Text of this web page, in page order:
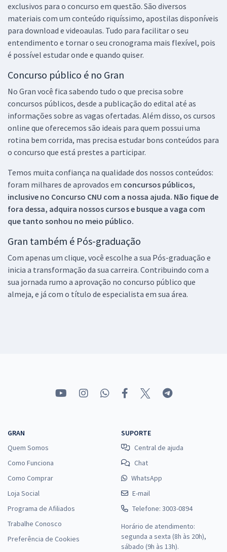
exclusivos para o concurso em questão. São diversos
materiais com um conteúdo riquíssimo, apostilas disponíveis
para download e videoaulas. Tudo para facilitar o seu
entendimento e tornar o seu cronograma mais flexível, pois
é possível estudar onde e quando quiser.
Concurso público é no Gran
No Gran você fica sabendo tudo o que precisa sobre
concursos públicos, desde a publicação do edital até as
informações sobre as vagas ofertadas. Além disso, os cursos
online que oferecemos são ideais para quem possui uma
rotina bem corrida, mas precisa estudar bons conteúdos para
o concurso que está prestes a participar.
Temos muita confiança na qualidade dos nossos conteúdos:
foram milhares de aprovados em concursos públicos,
inclusive no Concurso CNU com a nossa ajuda. Não fique de
fora dessa, adquira nossos cursos e busque a vaga com
que tanto sonhou no meio público.
Gran também é Pós-graduação
Com apenas um clique, você escolhe a sua Pós-graduação e
inicia a transformação da sua carreira. Contribuindo com a
sua jornada rumo a aprovação no concurso público que
almeja, e já com o título de especialista em sua área.
GRAN
Quem Somos
Como Funciona
Como Comprar
Loja Social
Programa de Afiliados
Trabalhe Conosco
Preferência de Cookies
SUPORTE
Central de ajuda
Chat
WhatsApp
E-mail
Telefone: 3003-0894
Horário de atendimento:
segunda a sexta (8h às 20h),
sábado (9h às 13h).